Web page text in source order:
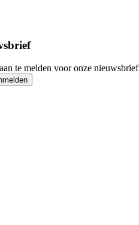
te melden voor onze nieuwsbrief